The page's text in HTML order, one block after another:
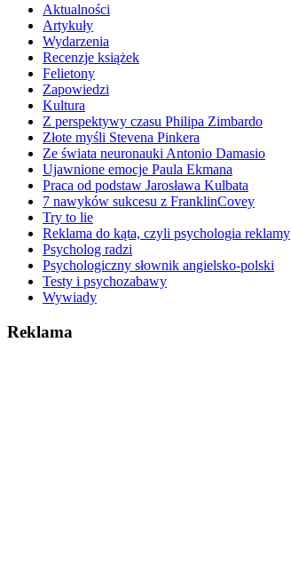
Aktualności
Artykuły
Wydarzenia
Recenzje książek
Felietony
Zapowiedzi
Kultura
Z perspektywy czasu Philipa Zimbardo
Złote myśli Stevena Pinkera
Ze świata neuronauki Antonio Damasio
Ujawnione emocje Paula Ekmana
Praca od podstaw Jarosława Kulbata
7 nawyków sukcesu z FranklinCovey
Try to lie
Reklama do kąta, czyli psychologia reklamy
Psycholog radzi
Psychologiczny słownik angielsko-polski
Testy i psychozabawy
Wywiady
Reklama